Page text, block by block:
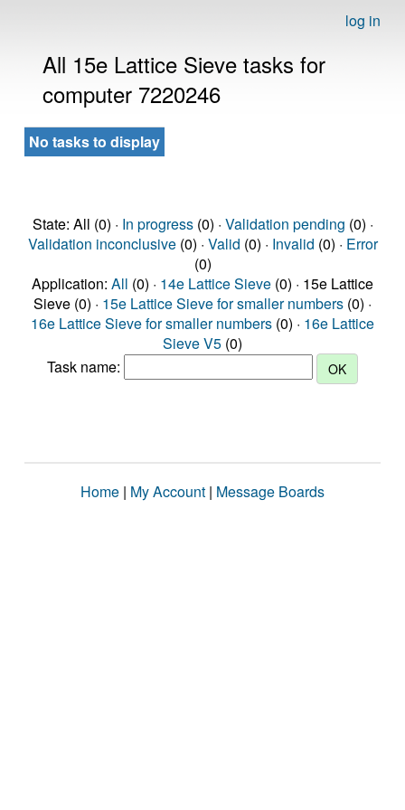
log in
All 15e Lattice Sieve tasks for
computer 7220246
No tasks to display
State: All (0) · In progress(0) · Validation pending (0) ·
Validation inconclusive(0) · Valid (0) · Invalid (0) · Error
(0)
Application: All (0) · 14e Lattice Sieve (0) · 15e Lattice
Sieve (0) · 15e Lattice Sieve for smaller numbers (0) ·
16e Lattice Sieve for smaller numbers (0) · 16e Lattice
Sieve V5 (0)
Task name:
Home | My Account | Message Boards